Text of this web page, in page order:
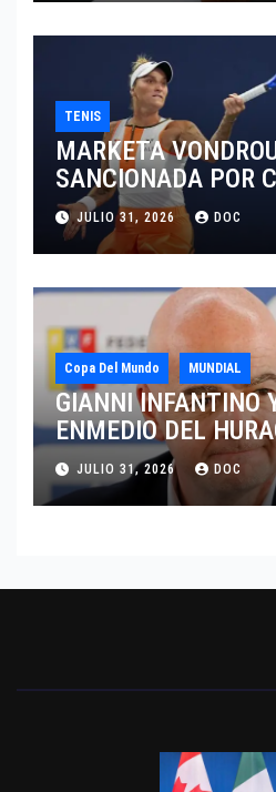
TENIS
MARKETA
SANCIONADA POR
JULIO 31, 2026 DOC
Copa Del Mundo MUNDIAL
GIANNI INFANTINO
ENMEDIO DEL
JULIO 31, 2026 DOC